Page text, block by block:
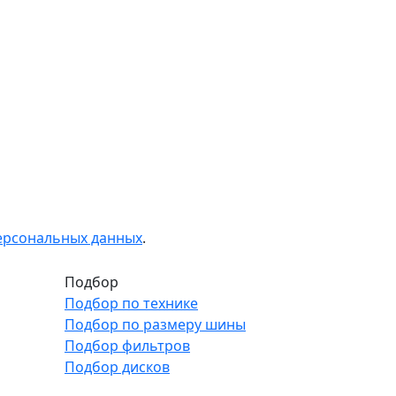
данных.
Подбор
Подбор по технике
Подбор по размеру шины
Подбор фильтров
Подбор дисков